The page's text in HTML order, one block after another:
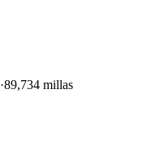
89,734 millas